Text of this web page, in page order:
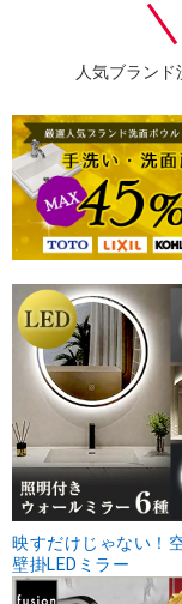
人気ブランド
映すだけじゃない！
壁掛LEDミラー